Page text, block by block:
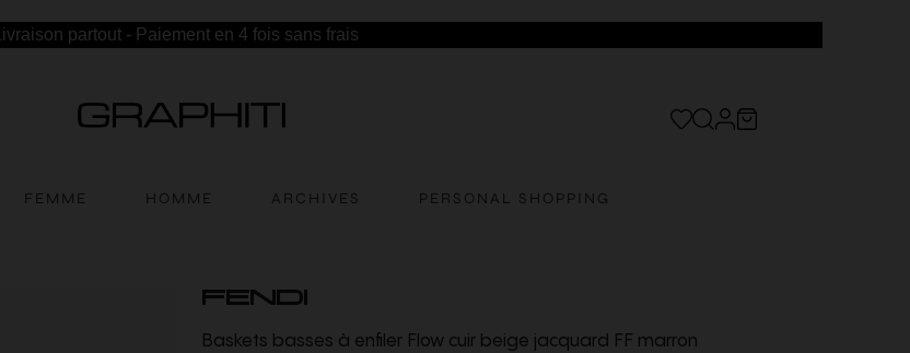
Livraison partout - Paiement en 4 fois sans frais
FEMME HOMME ARCHIVES PERSONAL SHOPPING
FENDI
Baskets basses à enfiler Flow cuir beige jacquard FF marron